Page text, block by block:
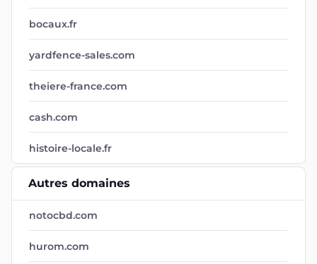
bocaux.fr
yardfence-sales.com
theiere-france.com
cash.com
histoire-locale.fr
Autres domaines
notocbd.com
hurom.com